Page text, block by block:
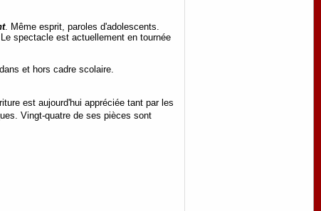
. Même esprit, paroles d'adolescents.
. Le spectacle est actuellement en tournée
et hors cadre scolaire.
est aujourd'hui appréciée tant par les
Vingt-quatre de ses pièces sont